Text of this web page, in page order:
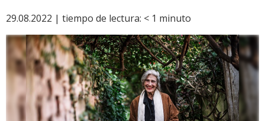
29.08.2022 | tiempo de lectura: < 1 minuto